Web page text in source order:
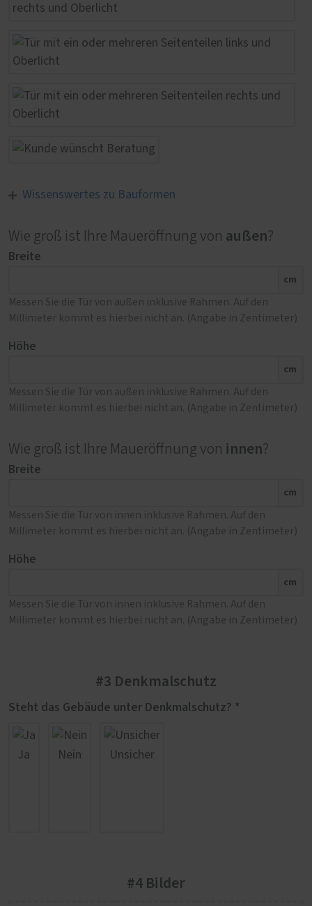
Wissenswertes zu Bauformen
Wie groß ist Ihre Maueröffnung von außen?
Breite
cm
Messen Sie die Tür von außen inklusive Rahmen. Auf den
Millimeter kommt es hierbei nicht an. (Angabe in Zentimeter)
Höhe
cm
Messen Sie die Tür von außen inklusive Rahmen. Auf den
Millimeter kommt es hierbei nicht an. (Angabe in Zentimeter)
Wie groß ist Ihre Maueröffnung von innen?
Breite
cm
Messen Sie die Tür von innen inklusive Rahmen. Auf den
Millimeter kommt es hierbei nicht an. (Angabe in Zentimeter)
Höhe
cm
Messen Sie die Tür von innen inklusive Rahmen. Auf den
Millimeter kommt es hierbei nicht an. (Angabe in Zentimeter)
#3 Denkmalschutz
Steht das Gebäude unter Denkmalschutz? *
Ja Nein Unsicher
#4 Bilder